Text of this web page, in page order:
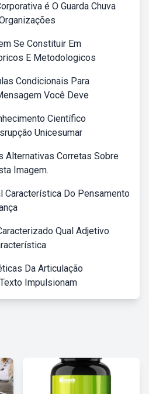
é O Guarda Chuva
Se Constituir Em
E Metodologicos
Condicionais Para
Você Deve
Científico
Unicesumar
Alternativas Corretas Sobre
Imagem.
Característica Do Pensamento
Qual Adjetivo
Da Articulação
Impulsionam